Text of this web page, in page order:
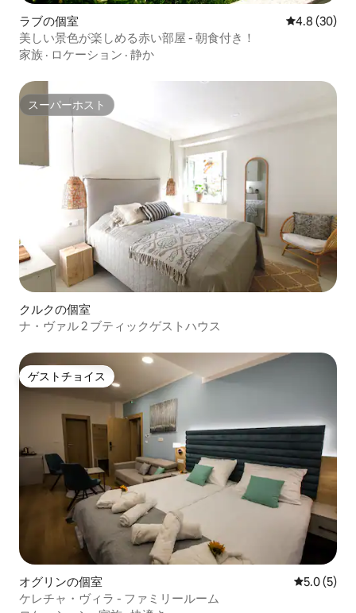
ラブの個室 レビュー30
4.8 (30)
美しい景色が楽しめる赤い部屋 - 朝食付き！
家族 · ロケーション · 静か
スーパーホスト
スーパーホスト
クルクの個室
ナ・ヴァル 2 ブティックゲストハウス
ゲストチョイス
ゲストチョイス
オグリンの個室 レビュー5
5.0 (5)
ケレチャ・ヴィラ - ファミリールーム